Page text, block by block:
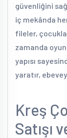
güvenliğini
iç mekânda
fileler,
zamanda oyun
yapısı
yaratır,
Kreş
Satışı